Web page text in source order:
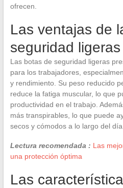
ofrecen.
Las ventajas de
seguridad ligeras
Las botas de seguridad ligeras
para los trabajadores,
y rendimiento. Su peso reducido
reduce la fatiga muscular, lo que
productividad en el trabajo.
más transpirables, lo que puede
secos y cómodos a lo largo del día.
Lectura recomendada : Las
una protección óptima
Las